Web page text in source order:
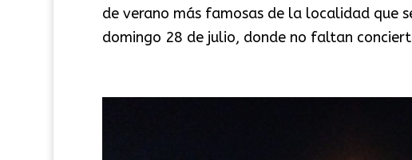
de verano más famosas de la localidad que
domingo 28 de julio, donde no faltan